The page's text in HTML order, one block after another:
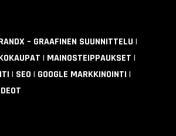
– GRAAFINEN SUUNNITTELU |
| MAINOSTEIPPAUKSET |
| SEO | GOOGLE MARKKINOINTI |